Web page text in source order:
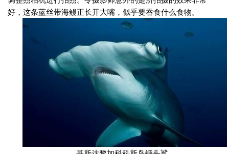
好，这条蓝丝带海鳗正长开大嘴，似乎要吞食什么食物。